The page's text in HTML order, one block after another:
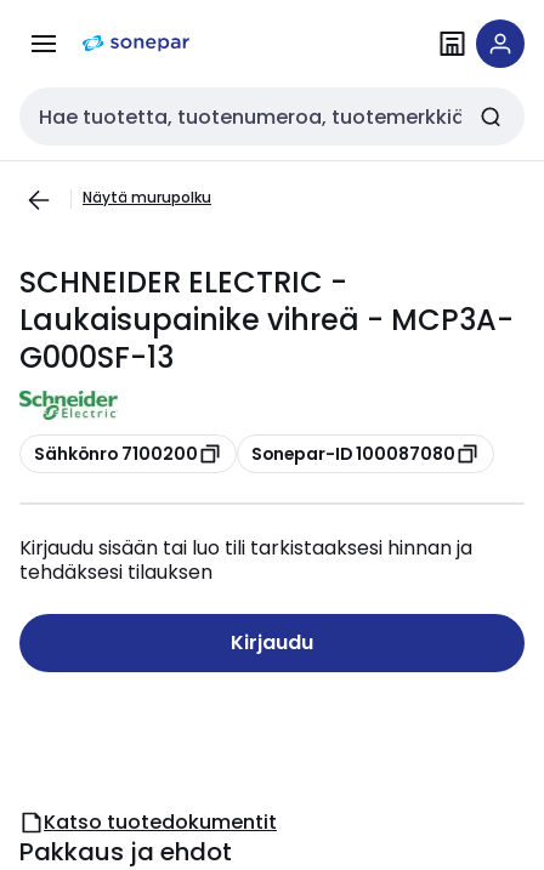
navigointiinsisältöön
Haku
Näytä murupolku
SCHNEIDER ELECTRIC -
Laukaisupainike vihreä - MCP3A-
G000SF-13
Kopioi
Sähkönro 7100200 Kopioi
Sonepar-ID 100087080
Kirjaudu sisään tai luo tili tarkistaaksesi hinnan ja
tehdäksesi tilauksen
Kirjaudu
Katso tuotedokumentit
Pakkaus ja ehdot